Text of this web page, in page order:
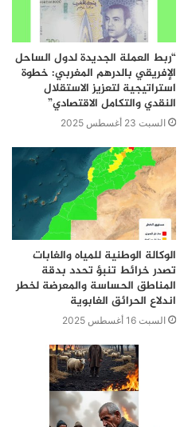
“ربط العملة الجديدة لدول الساحل
الإفريقي بالدرهم المغربي: خطوة
استراتيجية لتعزيز الاستقلال
النقدي والتكامل الاقتصادي”
السبت 23 أغسطس 2025
الوكالة الوطنية للمياه والغابات
تصدر خرائط تنبؤ تحدد بدقة
المناطق الحساسة والمعرضة لخطر
اندلاع الحرائق الغابوية
السبت 16 أغسطس 2025